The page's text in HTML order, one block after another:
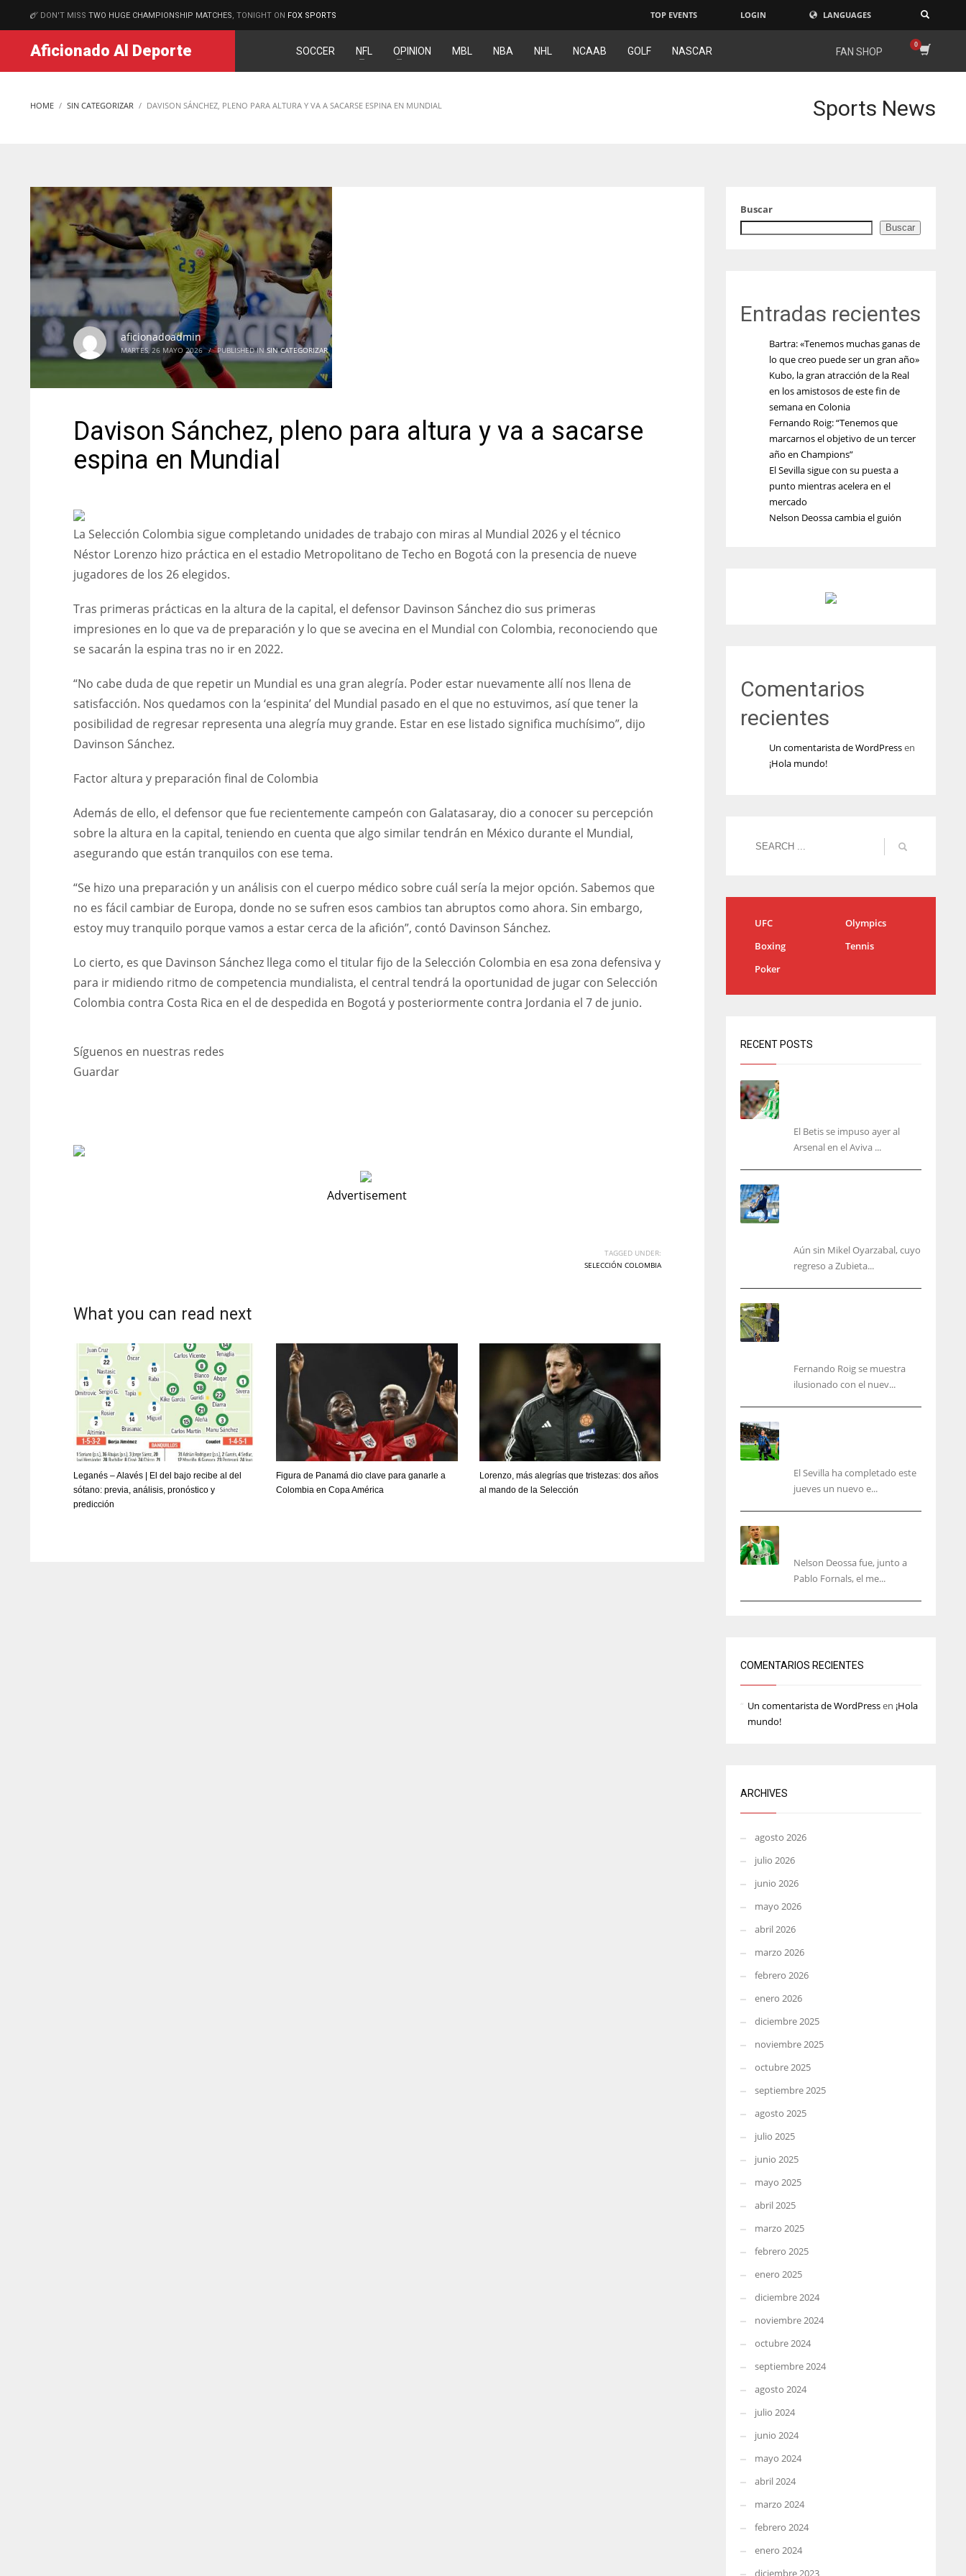
MATCHES
IND NYJ
DON'T MISS TWO HUGE CHAMPIONSHIP MATCHES , TONIGHT ON FOX SPORTS TOP EVENTS LOGIN LANGUAGES
Aficionado Al Deporte SOCCER NFL OPINION MBL NBA NHL NCAAB GOLF NASCAR FAN SHOP
HOME SIN CATEGORIZAR DAVISON SÁNCHEZ, PLENO PARA ALTURA Y VA A SACARSE ESPINA EN MUNDIAL Sports News
aficionadoadmin
MARTES, 26 MAYO 2026 / PUBLISHED INSIN CATEGORIZAR
Davison Sánchez, pleno para altura y va a sacarse
espina en Mundial
La Selección Colombia sigue completando unidades de trabajo con miras al Mundial 2026 y el técnico
Néstor Lorenzo hizo práctica en el estadio Metropolitano de Techo en Bogotá con la presencia de nueve
jugadores de los 26 elegidos.
Tras primeras prácticas en la altura de la capital, el defensor Davinson Sánchez dio sus primeras
impresiones en lo que va de preparación y lo que se avecina en el Mundial con Colombia, reconociendo que
se sacarán la espina tras no ir en 2022.
“No cabe duda de que repetir un Mundial es una gran alegría. Poder estar nuevamente allí nos llena de
satisfacción. Nos quedamos con la ‘espinita’ del Mundial pasado en el que no estuvimos, así que tener la
posibilidad de regresar representa una alegría muy grande. Estar en ese listado significa muchísimo”, dijo
Davinson Sánchez.
Factor altura y preparación final de Colombia
Además de ello, el defensor que fue recientemente campeón con Galatasaray, dio a conocer su percepción
sobre la altura en la capital, teniendo en cuenta que algo similar tendrán en México durante el Mundial,
asegurando que están tranquilos con ese tema.
“Se hizo una preparación y un análisis con el cuerpo médico sobre cuál sería la mejor opción. Sabemos que
no es fácil cambiar de Europa, donde no se sufren esos cambios tan abruptos como ahora. Sin embargo,
estoy muy tranquilo porque vamos a estar cerca de la afición”, contó Davinson Sánchez.
Lo cierto, es que Davinson Sánchez llega como el titular fijo de la Selección Colombia en esa zona defensiva y
para ir midiendo ritmo de competencia mundialista, el central tendrá la oportunidad de jugar con Selección
Colombia contra Costa Rica en el de despedida en Bogotá y posteriormente contra Jordania el 7 de junio.
Síguenos en nuestras redes
Guardar
Advertisement
TAGGED UNDER:
SELECCIÓN COLOMBIA
What you can read next
Leganés – Alavés | El del bajo recibe al del
sótano: previa, análisis, pronóstico y
predicción
Figura de Panamá dio clave para ganarle a
Colombia en Copa América
Lorenzo, más alegrías que tristezas: dos años
al mando de la Selección
Buscar
Buscar
Entradas recientes
Bartra: «Tenemos muchas ganas de
lo que creo puede ser un gran año»
Kubo, la gran atracción de la Real
en los amistosos de este fin de
semana en Colonia
Fernando Roig: “Tenemos que
marcarnos el objetivo de un tercer
año en Champions”
El Sevilla sigue con su puesta a
punto mientras acelera en el
mercado
Nelson Deossa cambia el guión
Comentarios
recientes
Un comentarista de WordPressen
¡Hola mundo!
UFC
Olympics
Boxing
Tennis
Poker
RECENT POSTS
El Betis se impuso ayer al
Arsenal en el Aviva ...
Aún sin Mikel Oyarzabal, cuyo
regreso a Zubieta...
Fernando Roig se muestra
ilusionado con el nuev...
El Sevilla ha completado este
jueves un nuevo e...
Nelson Deossa fue, junto a
Pablo Fornals, el me...
COMENTARIOS RECIENTES
Un comentarista de WordPressen ¡Hola
mundo!
ARCHIVES
agosto 2026
julio 2026
junio 2026
mayo 2026
abril 2026
marzo 2026
febrero 2026
enero 2026
diciembre 2025
noviembre 2025
octubre 2025
septiembre 2025
agosto 2025
julio 2025
junio 2025
mayo 2025
abril 2025
marzo 2025
febrero 2025
enero 2025
diciembre 2024
noviembre 2024
octubre 2024
septiembre 2024
agosto 2024
julio 2024
junio 2024
mayo 2024
abril 2024
marzo 2024
febrero 2024
enero 2024
diciembre 2023